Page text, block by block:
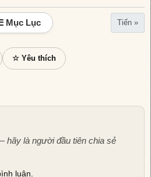
Mục Lục Tiến »
☆ Yêu thích
hãy là người đầu tiên chia sẻ
luận.